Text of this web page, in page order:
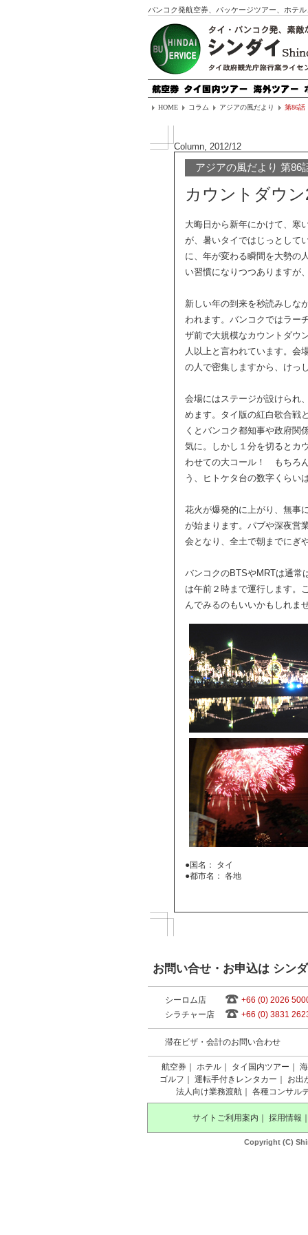
バンコク発航空券、パッケージツアー、ホテ
HOME コラム アジアの風だより 第86話
Column, 2012/12
アジアの風だより 第86
カウントダウン
大晦日から新年にかけて、寒
が、暑いタイではじっとして
に、年が変わる瞬間を大勢の
い習慣になりつつありますが
新しい年の到来を秒読みしな
われます。バンコクではラー
ザ前で大規模なカウントダウ
人以上と言われています。会
の人で密集しますから、けっ
会場にはステージが設けられ
めます。タイ版の紅白歌合戦
くとバンコク都知事や政府関
気に。しかし１分を切るとカ
わせての大コール！ もちろ
う、ヒトケタ台の数字くらい
花火が爆発的に上がり、無事
が始まります。パブや深夜営
会となり、全土で朝までにぎ
バンコクのBTSやMRTは通常
は午前２時まで運行します。
んでみるのもいいかもしれま
●国名： タイ
●都市名： 各地
お問い合せ・お申込は シン
シーロム店
+66 (0) 2026
シラチャー店
+66 (0) 3831
滞在ビザ・会計のお問い合わせ
航空券 ホテル タイ国内ツアー
ゴルフ
運転手付きレンタカー
お出
法人向け業務渡航
各種コンサル
サイトご利用案内 採用情報
Copyright (C)